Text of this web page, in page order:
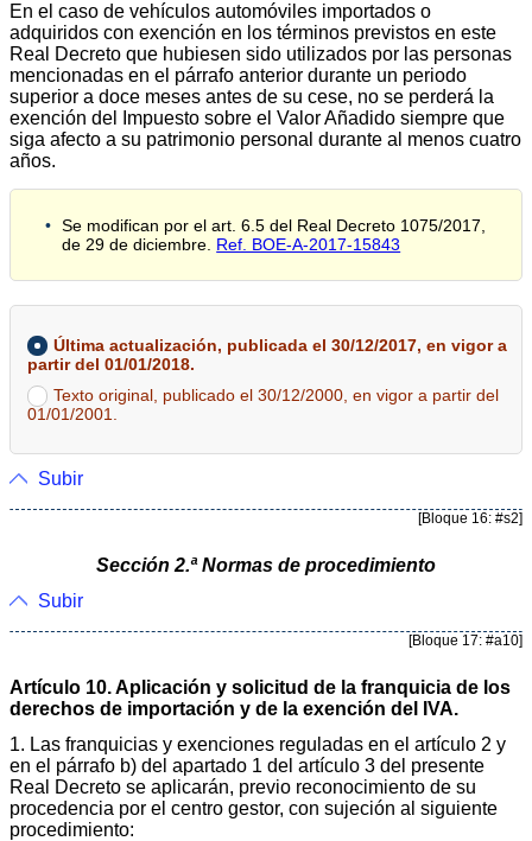
En el caso de vehículos automóviles importados o
adquiridos con exención en los términos previstos en este
Real Decreto que hubiesen sido utilizados por las personas
mencionadas en el párrafo anterior durante un periodo
superior a doce meses antes de su cese, no se perderá la
exención del Impuesto sobre el Valor Añadido siempre que
siga afecto a su patrimonio personal durante al menos cuatro
años.
Se modifican por el art. 6.5 del Real Decreto 1075/2017,
de 29 de diciembre. Ref. BOE-A-2017-15843
Última actualización, publicada el 30/12/2017, en vigor a
partir del 01/01/2018.
Texto original, publicado el 30/12/2000, en vigor a partir del
01/01/2001.
Subir
[Bloque 16: #s2]
Sección 2.ª Normas de procedimiento
Subir
[Bloque 17: #a10]
Artículo 10. Aplicación y solicitud de la franquicia de los
derechos de importación y de la exención del IVA.
1. Las franquicias y exenciones reguladas en el artículo 2 y
en el párrafo b) del apartado 1 del artículo 3 del presente
Real Decreto se aplicarán, previo reconocimiento de su
procedencia por el centro gestor, con sujeción al siguiente
procedimiento: